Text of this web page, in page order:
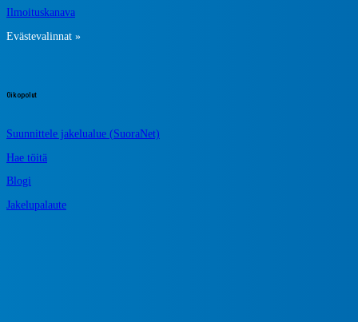
Ilmoituskanava
Evästevalinnat »
Oikopolut
Suunnittele jakelualue (SuoraNet)
Hae töitä
Blogi
Jakelupalaute